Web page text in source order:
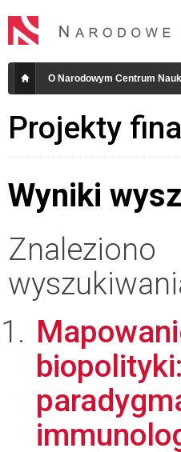
O Narodowym Centrum
Projekty
Wyniki
Znaleziono
biopolityki: